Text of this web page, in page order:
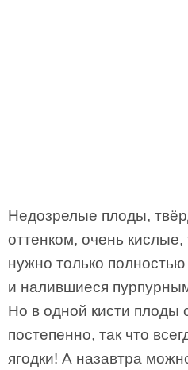
Недозрелые плоды,
оттенком, очень кислые,
нужно только
и налившиеся
Но в одной кисти плоды
постепенно, так что
ягодки! А назавтра